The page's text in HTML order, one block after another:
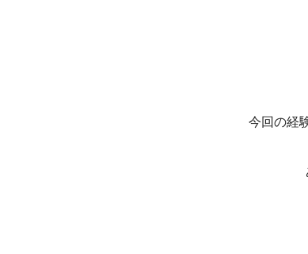
今回の経